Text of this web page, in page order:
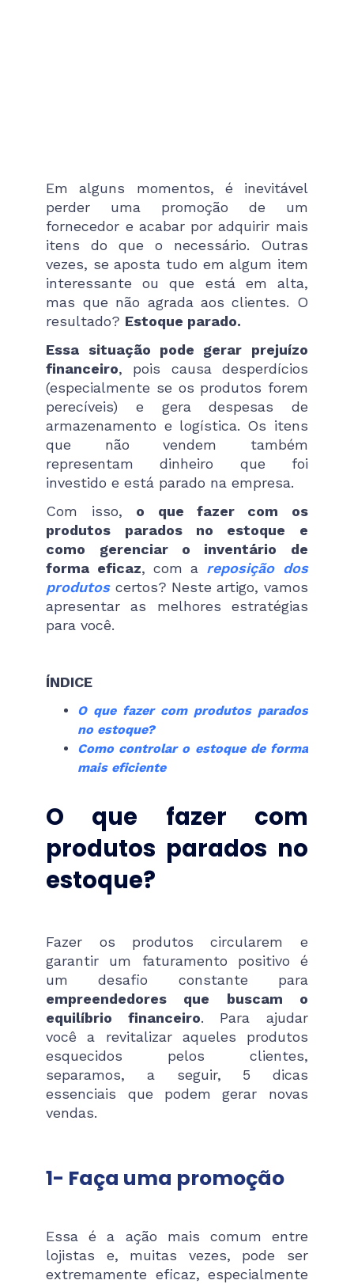
Em alguns momentos, é inevitável
perder uma promoção de um
fornecedor e acabar por adquirir mais
itens do que o necessário. Outras
vezes, se aposta tudo em algum item
interessante ou que está em alta,
mas que não agrada aos clientes. O
resultado? Estoque parado.
Essa situação pode gerar prejuízo
financeiro, pois causa desperdícios
(especialmente se os produtos forem
perecíveis) e gera despesas de
armazenamento e logística. Os itens
que não vendem também
representam dinheiro que foi
investido e está parado na empresa.
Com isso, o que fazer com os
produtos parados no estoque e
como gerenciar o inventário de
forma eficaz, com a reposição dos
produtoscertos? Neste artigo, vamos
apresentar as melhores estratégias
para você.
ÍNDICE
O que fazer com produtos parados
no estoque?
Como controlar o estoque de forma
mais eficiente
O que fazer com
produtos parados no
estoque?
Fazer os produtos circularem e
garantir um faturamento positivo é
um desafio constante para
empreendedores que buscam o
equilíbrio financeiro. Para ajudar
você a revitalizar aqueles produtos
esquecidos pelos clientes,
separamos, a seguir, 5 dicas
essenciais que podem gerar novas
vendas.
1- Faça uma promoção
Essa é a ação mais comum entre
lojistas e, muitas vezes, pode ser
extremamente eficaz, especialmente